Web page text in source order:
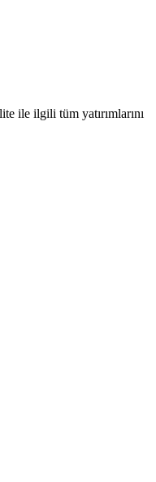
ile ilgili tüm yatırımlarını